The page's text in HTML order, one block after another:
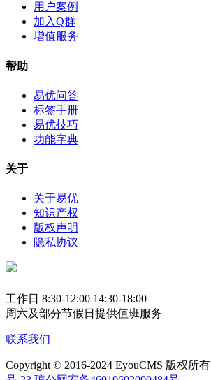
用户案例
加入Q群
增值服务
帮助
易优问答
标签手册
易优技巧
功能字典
关于
关于易优
知识产权
版权声明
隐私协议
工作日 8:30-12:00 14:30-18:00
周六及部分节假日提供值班服务
联系我们
Copyright © 2016-2024 EyouCMS 版权所有